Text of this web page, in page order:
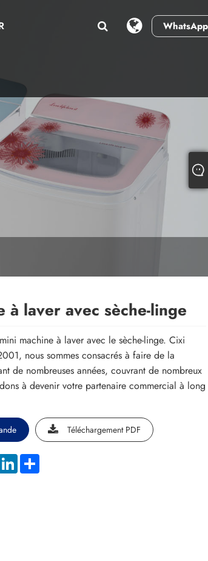
WhatsApp
à laver avec sèche-linge
machine à laver avec le sèche-linge. Cixi
nous sommes consacrés à faire de la
de nombreuses années, couvrant de nombreux
à devenir votre partenaire commercial à long
Téléchargement PDF
LinkedInShare